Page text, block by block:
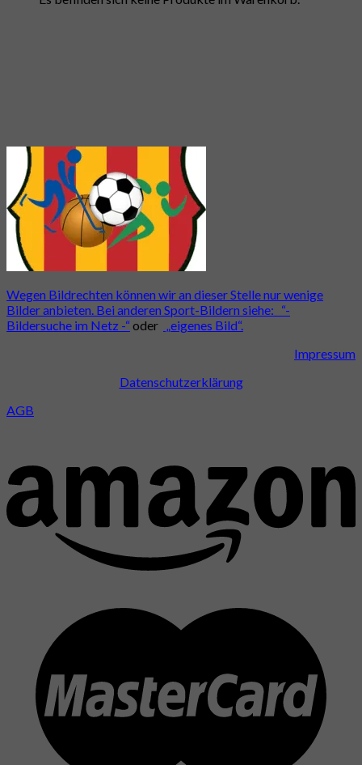
Wegen Bildrechten können wir an dieser Stelle nur wenige
Bilder anbieten. Bei anderen Sport-Bildern siehe: “-
Bildersuche im Netz -“oder
„eigenes Bild“.
Impressum
Datenschutzerklärung
AGB